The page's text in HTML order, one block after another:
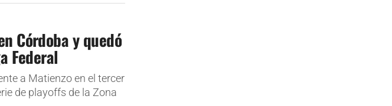
Córdoba y quedó
Federal
a Matienzo en el tercer
de playoffs de la Zona